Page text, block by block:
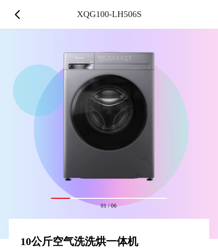
01/06
10公斤空气洗洗烘一体机
XQG100-LH506S